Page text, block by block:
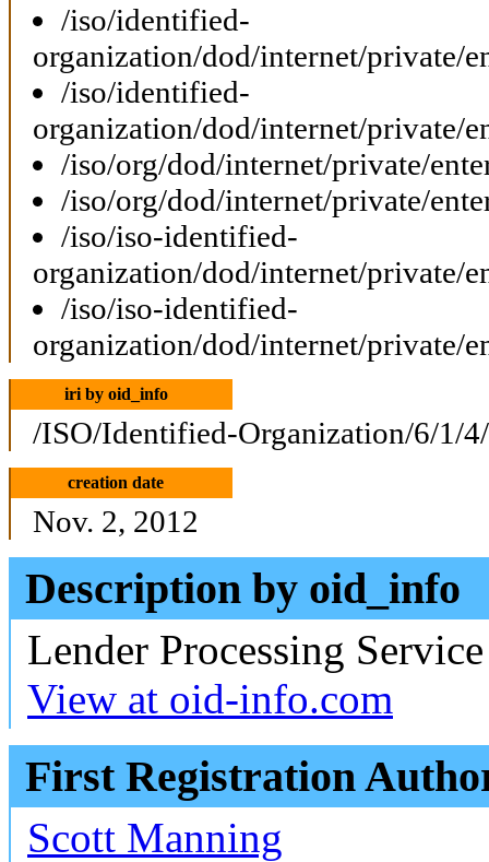
/iso/identified-
organization/dod/internet/private/
/iso/identified-
organization/dod/internet/private/
/iso/org/dod/internet/private/
/iso/org/dod/internet/private/
/iso/iso-identified-
organization/dod/internet/private/
/iso/iso-identified-
organization/dod/internet/private/
iri by oid_info
/ISO/Identified-Organization/6/1/
creation date
Nov. 2, 2012
Description by oid_info
Lender Processing Service
View at oid-info.com
First Registration
Scott Manning